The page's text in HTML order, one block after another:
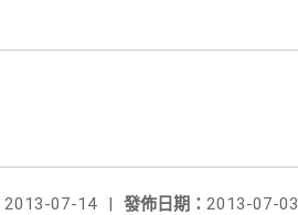
發佈日期： 2013-07-03
2013-07-14 |